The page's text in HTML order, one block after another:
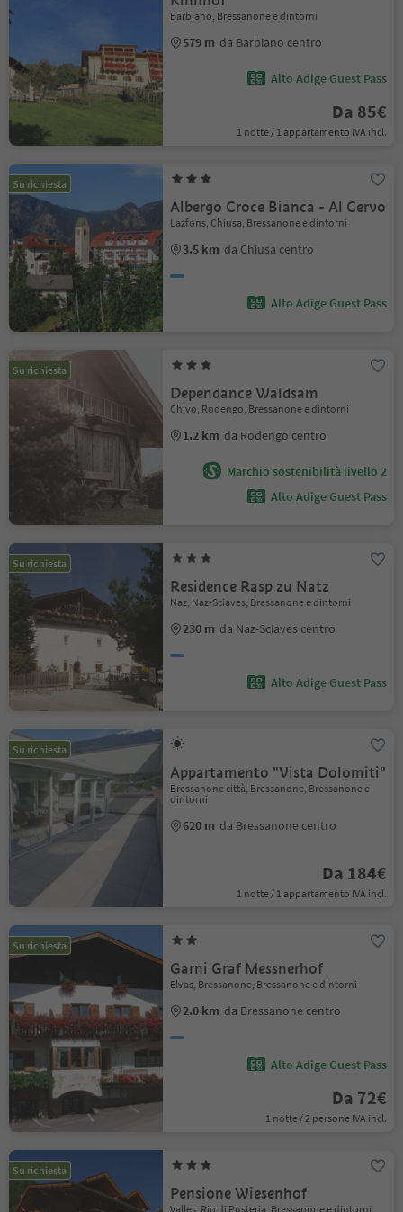
Barbiano, Bressanone e dintorni
579 m da Barbiano centro
Alto Adige Guest Pass
Da 85€
1 notte / 1 appartamento IVA incl.
Su richiesta
Albergo Croce Bianca - Al Cervo
Lazfons, Chiusa, Bressanone e dintorni
3.5 km da Chiusa centro
Alto Adige Guest Pass
Su richiesta
Dependance Waldsam
Chivo, Rodengo, Bressanone e dintorni
1.2 km da Rodengo centro
Marchio sostenibilità livello 2
Alto Adige Guest Pass
Su richiesta
Residence Rasp zu Natz
Naz, Naz-Sciaves, Bressanone e dintorni
230 m da Naz-Sciaves centro
Alto Adige Guest Pass
Su richiesta
Appartamento "Vista Dolomiti"
Bressanone città, Bressanone, Bressanone e
dintorni
620 m da Bressanone centro
Da 184€
1 notte / 1 appartamento IVA incl.
Su richiesta
Garni Graf Messnerhof
Elvas, Bressanone, Bressanone e dintorni
2.0 km da Bressanone centro
Alto Adige Guest Pass
Da 72€
1 notte / 2 persone IVA incl.
Su richiesta
Pensione Wiesenhof
Valles, Rio di Pusteria, Bressanone e dintorni